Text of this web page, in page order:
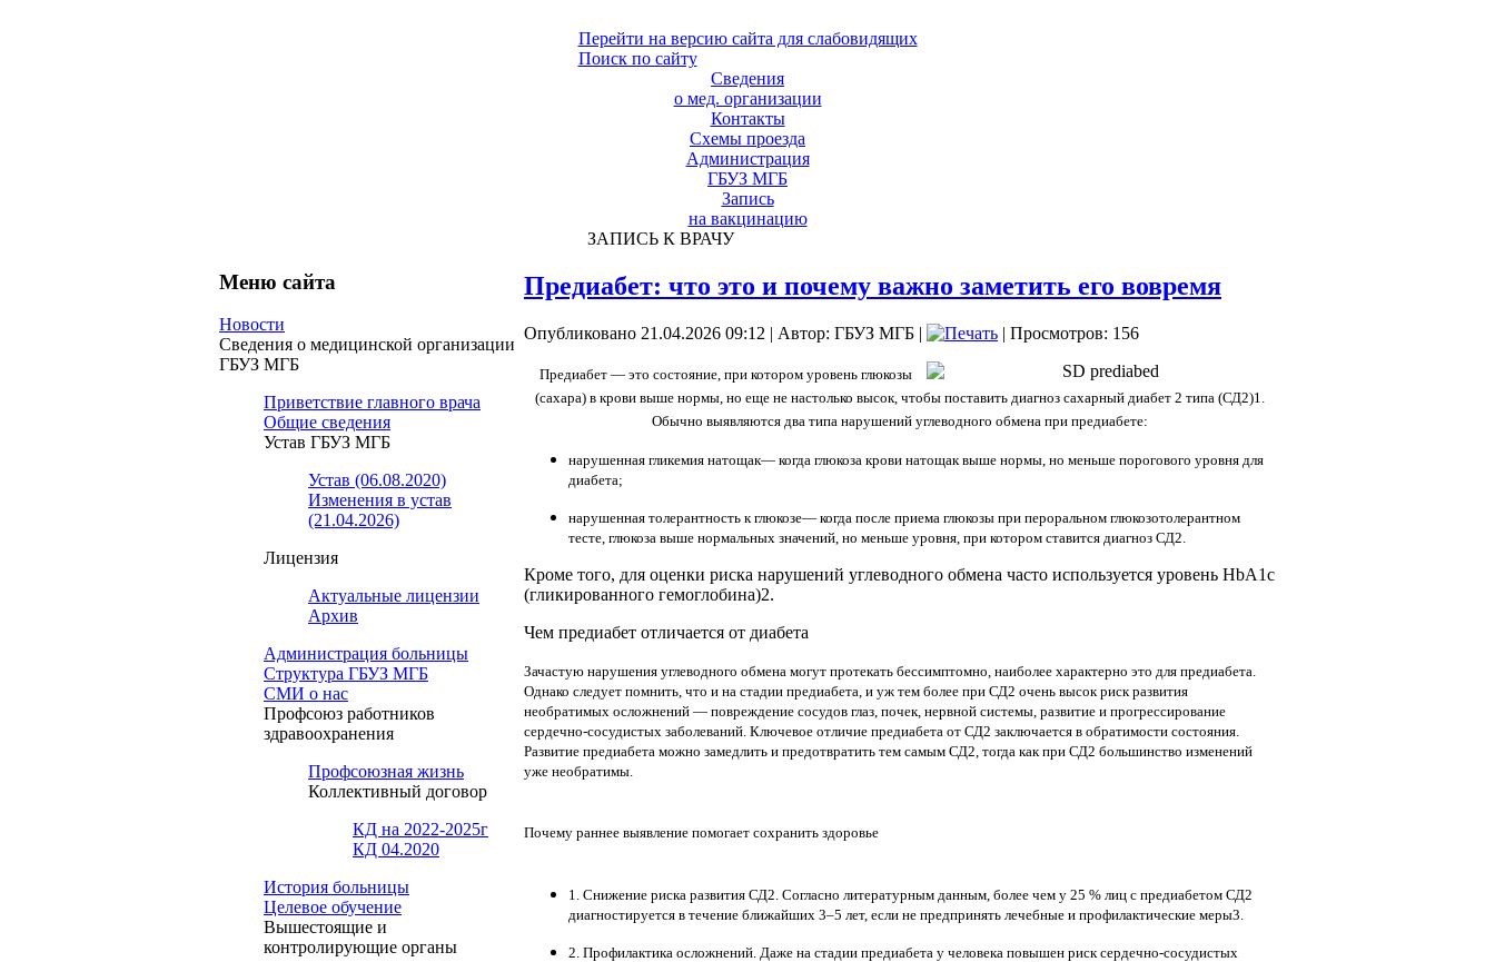
Перейти на версию сайта для слабовидящих
Поиск по сайту
Сведения
о мед. организации
Контакты
Схемы проезда
Администрация
ГБУЗ МГБ
Запись
на вакцинацию
ЗАПИСЬ К ВРАЧУ
Меню сайта
Новости
Сведения о медицинской организации
ГБУЗ МГБ
Приветствие главного врача
Общие сведения
Устав ГБУЗ МГБ
Устав (06.08.2020)
Изменения в устав
(21.04.2026)
Лицензия
Актуальные лицензии
Архив
Администрация больницы
Структура ГБУЗ МГБ
СМИ о нас
Профсоюз работников
здравоохранения
Профсоюзная жизнь
Коллективный договор
КД на 2022-2025г
КД 04.2020
История больницы
Целевое обучение
Вышестоящие и
контролирующие органы
Предиабет: что это и почему важно заметить его вовремя
Опубликовано 21.04.2026 09:12 | Автор: ГБУЗ МГБ | | Просмотров: 156
Предиабет — это состояние, при котором уровень глюкозы
(сахара) в крови выше нормы, но еще не настолько высок, чтобы поставить диагноз сахарный диабет 2 типа (СД2)1
Обычно выявляются два типа нарушений углеводного обмена при предиабете:
нарушенная гликемия натощак— когда глюкоза крови натощак выше нормы, но меньше порогового уровня для
диабета;
нарушенная толерантность к глюкозе— когда после приема глюкозы при пероральном глюкозотолерантном
тесте, глюкоза выше нормальных значений, но меньше уровня, при котором ставится диагноз СД2.
Кроме того, для оценки риска нарушений углеводного обмена часто используется уровень HbA1c
(гликированного гемоглобина)2.
Чем предиабет отличается от диабета
Зачастую нарушения углеводного обмена могут протекать бессимптомно, наиболее характерно это для предиабета.
Однако следует помнить, что и на стадии предиабета, и уж тем более при СД2 очень высок риск развития
необратимых осложнений — повреждение сосудов глаз, почек, нервной системы, развитие и прогрессирование
сердечно-сосудистых заболеваний. Ключевое отличие предиабета от СД2 заключается в обратимости состояния.
Развитие предиабета можно замедлить и предотвратить тем самым СД2, тогда как при СД2 большинство изменений
уже необратимы.
Почему раннее выявление помогает сохранить здоровье
1. Снижение риска развития СД2. Согласно литературным данным, более чем у 25 % лиц с предиабетом СД2
диагностируется в течение ближайших 3–5 лет, если не предпринять лечебные и профилактические меры3.
2. Профилактика осложнений. Даже на стадии предиабета у человека повышен риск сердечно-сосудистых